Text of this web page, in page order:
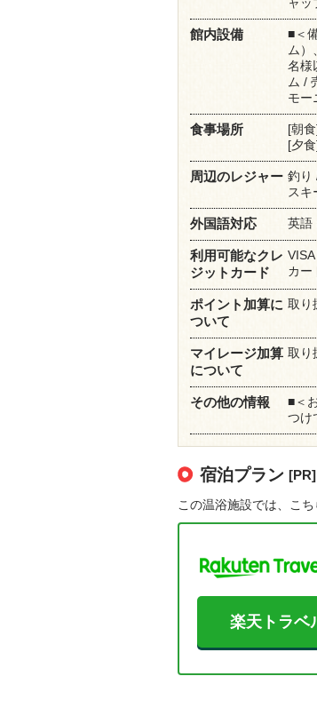
館内設備
■＜
ム
名様
ム /
モー
食事場所
[朝
[夕
周辺のレジャー 釣り
スキ
外国語対応 英語
利用可能なクレ
ジットカード
カー
ポイント加算に
ついて
取り
マイレージ加算
について
取り
その他の情報
■＜
つけ
宿泊プラン [PR]
この温浴施設では、こ
楽天トラベ